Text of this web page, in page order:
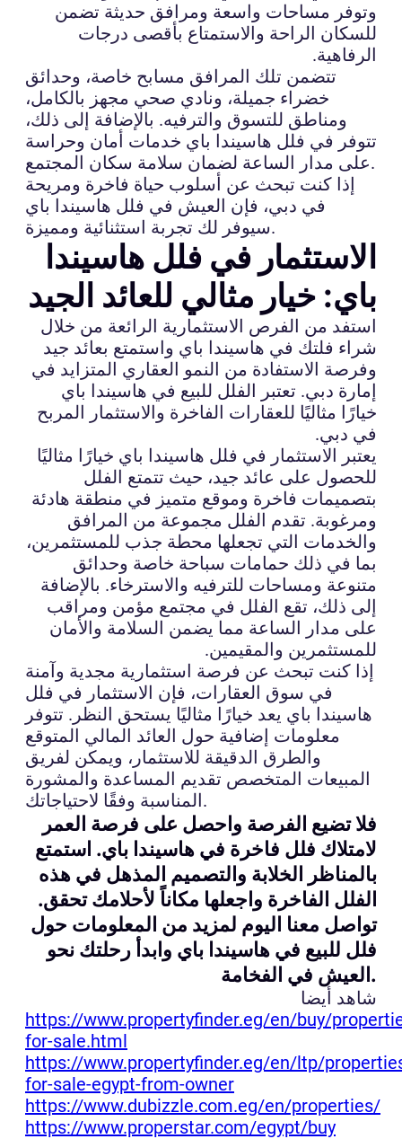
وتوفر مساحات واسعة ومرافق حديثة تضمن
للسكان الراحة والاستمتاع بأقصى درجات
الرفاهية.
تتضمن تلك المرافق مسابح خاصة، وحدائق
خضراء جميلة، ونادي صحي مجهز بالكامل،
ومناطق للتسوق والترفيه. بالإضافة إلى ذلك،
تتوفر في فلل هاسيندا باي خدمات أمان وحراسة
على مدار الساعة لضمان سلامة سكان المجتمع.
إذا كنت تبحث عن أسلوب حياة فاخرة ومريحة
في دبي، فإن العيش في فلل هاسيندا باي
سيوفر لك تجربة استثنائية ومميزة.
الاستثمار في فلل هاسيندا
باي: خيار مثالي للعائد الجيد
استفد من الفرص الاستثمارية الرائعة من خلال
شراء فلتك في هاسيندا باي واستمتع بعائد جيد
وفرصة الاستفادة من النمو العقاري المتزايد في
إمارة دبي. تعتبر الفلل للبيع في هاسيندا باي
خيارًا مثاليًا للعقارات الفاخرة والاستثمار المربح
في دبي.
يعتبر الاستثمار في فلل هاسيندا باي خيارًا مثاليًا
للحصول على عائد جيد، حيث تتمتع الفلل
بتصميمات فاخرة وموقع متميز في منطقة هادئة
ومرغوبة. تقدم الفلل مجموعة من المرافق
والخدمات التي تجعلها محطة جذب للمستثمرين،
بما في ذلك حمامات سباحة خاصة وحدائق
متنوعة ومساحات للترفيه والاسترخاء. بالإضافة
إلى ذلك، تقع الفلل في مجتمع مؤمن ومراقب
على مدار الساعة مما يضمن السلامة والأمان
للمستثمرين والمقيمين.
إذا كنت تبحث عن فرصة استثمارية مجدية وآمنة
في سوق العقارات، فإن الاستثمار في فلل
هاسيندا باي يعد خيارًا مثاليًا يستحق النظر. تتوفر
معلومات إضافية حول العائد المالي المتوقع
والطرق الدقيقة للاستثمار، ويمكن لفريق
المبيعات المتخصص تقديم المساعدة والمشورة
المناسبة وفقًا لاحتياجاتك.
فلا تضيع الفرصة واحصل على فرصة العمر
لامتلاك فلل فاخرة في هاسيندا باي. استمتع
بالمناظر الخلابة والتصميم المذهل في هذه
الفلل الفاخرة واجعلها مكاناً لأحلامك تحقق.
تواصل معنا اليوم لمزيد من المعلومات حول
فلل للبيع في هاسيندا باي وابدأ رحلتك نحو
العيش في الفخامة.
شاهد أيضا
https://www.propertyfinder.eg/en/buy/
for-sale.html
https://www.propertyfinder.eg/en/ltp/
for-sale-egypt-from-owner
https://www.dubizzle.com.eg/en/properties/
https://www.properstar.com/egypt/buy